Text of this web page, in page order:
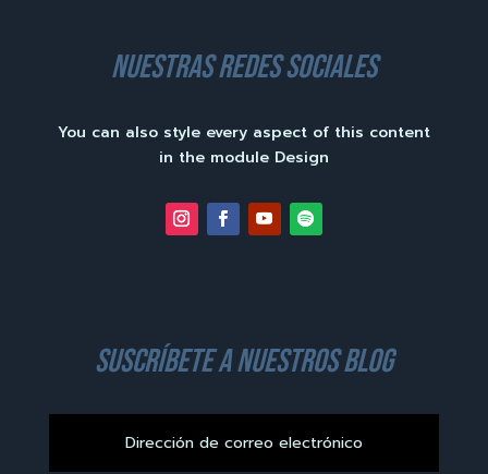
nuestras redes sociales
You can also style every aspect of this content
in the module Design
suscríbete a nuestros blog